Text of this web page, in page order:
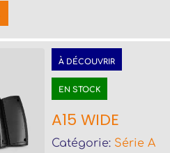
À DÉCOUVRIR
EN STOCK
A15 WIDE
Catégorie: Série A